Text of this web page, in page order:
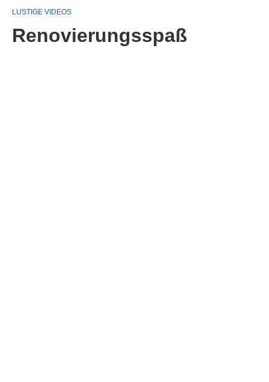
LUSTIGE VIDEOS
Renovierungsspaß